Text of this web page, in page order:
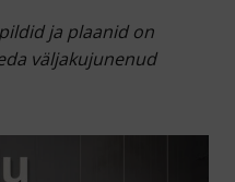
ja plaanid on
väljakujunenud